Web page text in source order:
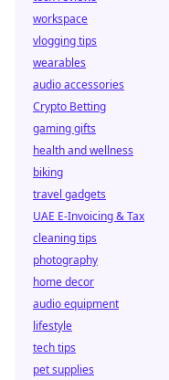
workspace
vlogging tips
wearables
audio accessories
Crypto Betting
gaming gifts
health and wellness
biking
travel gadgets
UAE E-Invoicing & Tax
cleaning tips
photography
home decor
audio equipment
lifestyle
tech tips
pet supplies